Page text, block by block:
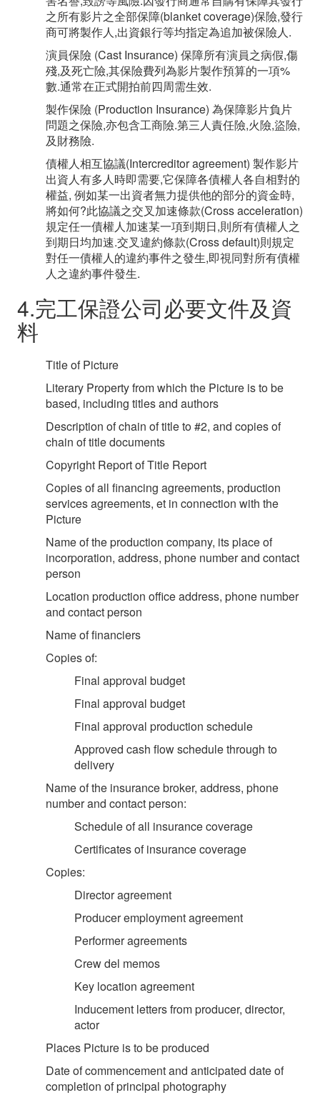
之所有影片之全部保障(blanket coverage)保險,發行
商可將製作人,出資銀行等均指定為追加被保險人.
演員保險 (Cast Insurance) 保障所有演員之病假,傷
殘,及死亡險,其保險費列為影片製作預算的一項%
數.通常在正式開拍前四周需生效.
製作保險 (Production Insurance) 為保障影片負片
問題之保險,亦包含工商險.第三人責任險,火險,盜險,
及財務險.
債權人相互協議(Intercreditor agreement) 製作影片
出資人有多人時即需要,它保障各債權人各自相對的
權益, 例如某一出資者無力提供他的部分的資金時,
將如何?此協議之交叉加速條款(Cross acceleration)
規定任一債權人加速某一項到期日,則所有債權人之
到期日均加速.交叉違約條款(Cross default)則規定
對任一債權人的違約事件之發生,即視同對所有債權
人之違約事件發生.
4.完工保證公司必要文件及資
料
Title of Picture
Literary Property from which the Picture is to be
based, including titles and authors
Description of chain of title to #2, and copies of
chain of title documents
Copyright Report of Title Report
Copies of all financing agreements, production
services agreements, et in connection with the
Picture
Name of the production company, its place of
incorporation, address, phone number and contact
person
Location production office address, phone number
and contact person
Name of financiers
Copies of:
Final approval budget
Final approval budget
Final approval production schedule
Approved cash flow schedule through to
delivery
Name of the insurance broker, address, phone
number and contact person:
Schedule of all insurance coverage
Certificates of insurance coverage
Copies:
Director agreement
Producer employment agreement
Performer agreements
Crew del memos
Key location agreement
Inducement letters from producer, director,
actor
Places Picture is to be produced
Date of commencement and anticipated date of
completion of principal photography